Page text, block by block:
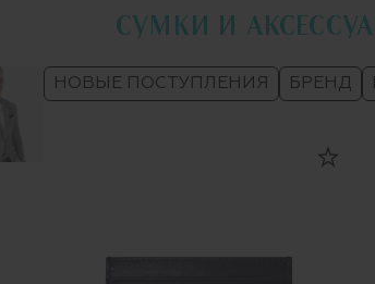
СУМКИ И
НОВЫЕ ПОСТУПЛЕНИЯ БРЕНД